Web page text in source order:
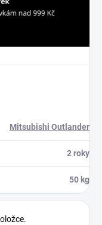
Mitsubishi Outlander
2 roky
50 kg